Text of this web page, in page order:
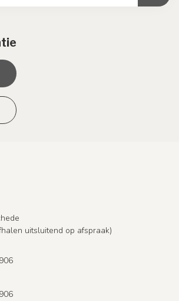
uitsluitend op afspraak)